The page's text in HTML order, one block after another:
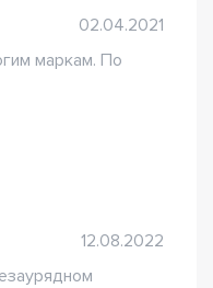
02.04.2021
маркам. По
12.08.2022